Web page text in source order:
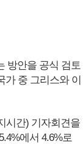
방안을 공식 검토
가 중 그리스와 이
시간) 기자회견을
에서 4.6%로